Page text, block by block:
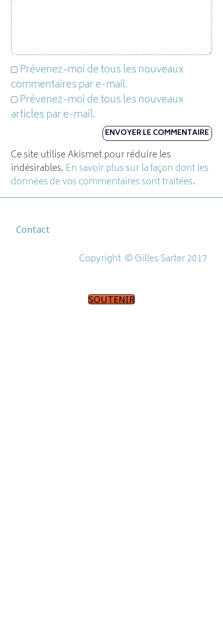
Prévenez-moi de tous les nouveaux
commentaires par e-mail.
Prévenez-moi de tous les nouveaux
articles par e-mail.
Ce site utilise Akismet pour réduire les
indésirables. En savoir plus sur la façon dont les
données de vos commentaires sont traitées.
Contact
Copyright ©Gilles Sarter 2017
SOUTENIR